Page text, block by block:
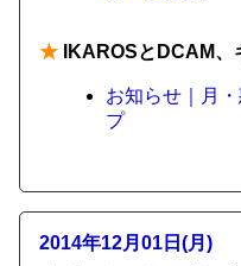
★ IKAROSとDCAM、
お知らせ｜月
プ
2014年12月01日(月)